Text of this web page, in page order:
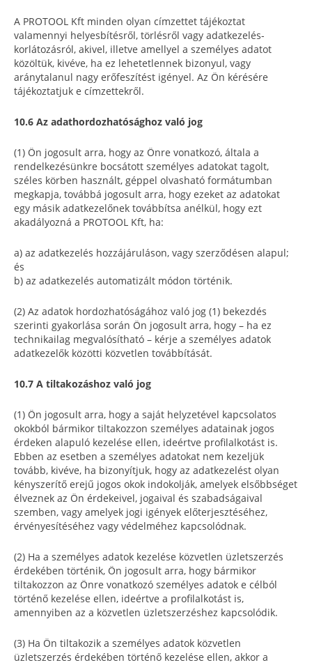
A PROTOOL Kft minden olyan címzettet tájékoztat
valamennyi helyesbítésről, törlésről vagy adatkezelés-
korlátozásról, akivel, illetve amellyel a személyes adatot
közöltük, kivéve, ha ez lehetetlennek bizonyul, vagy
aránytalanul nagy erőfeszítést igényel. Az Ön kérésére
tájékoztatjuk e címzettekről.
10.6 Az adathordozhatósághoz való jog
(1) Ön jogosult arra, hogy az Önre vonatkozó, általa a
rendelkezésünkre bocsátott személyes adatokat tagolt,
széles körben használt, géppel olvasható formátumban
megkapja, továbbá jogosult arra, hogy ezeket az adatokat
egy másik adatkezelőnek továbbítsa anélkül, hogy ezt
akadályozná a PROTOOL Kft, ha:
a) az adatkezelés hozzájáruláson, vagy szerződésen alapul;
és
b) az adatkezelés automatizált módon történik.
(2) Az adatok hordozhatóságához való jog (1) bekezdés
szerinti gyakorlása során Ön jogosult arra, hogy – ha ez
technikailag megvalósítható – kérje a személyes adatok
adatkezelők közötti közvetlen továbbítását.
10.7 A tiltakozáshoz való jog
(1) Ön jogosult arra, hogy a saját helyzetével kapcsolatos
okokból bármikor tiltakozzon személyes adatainak jogos
érdeken alapuló kezelése ellen, ideértve profilalkotást is.
Ebben az esetben a személyes adatokat nem kezeljük
tovább, kivéve, ha bizonyítjuk, hogy az adatkezelést olyan
kényszerítő erejű jogos okok indokolják, amelyek elsőbbséget
élveznek az Ön érdekeivel, jogaival és szabadságaival
szemben, vagy amelyek jogi igények előterjesztéséhez,
érvényesítéséhez vagy védelméhez kapcsolódnak.
(2) Ha a személyes adatok kezelése közvetlen üzletszerzés
érdekében történik, Ön jogosult arra, hogy bármikor
tiltakozzon az Önre vonatkozó személyes adatok e célból
történő kezelése ellen, ideértve a profilalkotást is,
amennyiben az a közvetlen üzletszerzéshez kapcsolódik.
(3) Ha Ön tiltakozik a személyes adatok közvetlen
üzletszerzés érdekében történő kezelése ellen, akkor a